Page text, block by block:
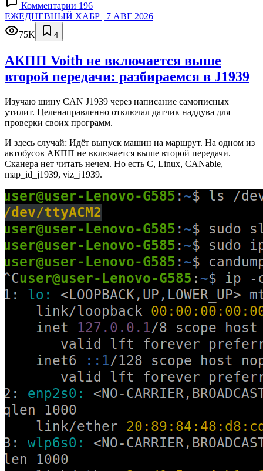
Комментарии 196
ЕЖЕДНЕВНЫЙ ХАБР | 7 АВГ 2026
75K
4
АКПП Voith не включается выше
второй передачи: разбираемся в J1939
Изучаю шину CAN J1939 через написание самописных
утилит. Целенаправленно отключал датчик наддува для
проверки своих программ.
И здесь случай: Идёт выпуск машин на маршрут. На одном из
автобусов АКПП не включается выше второй передачи.
Сканера нет читать нечем. Но есть C, Linux, CANable,
map_id_j1939, viz_j1939.